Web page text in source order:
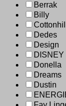
Berrak
Billy
Cottonhill
Dedes
Design
DISNEY
Donella
Dreams
Dustin